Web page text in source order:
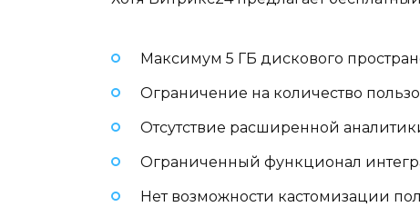
Максимум 5 ГБ дискового
Ограничение на количество
Отсутствие расширенной
Ограниченный функционал
Нет возможности кастомизации